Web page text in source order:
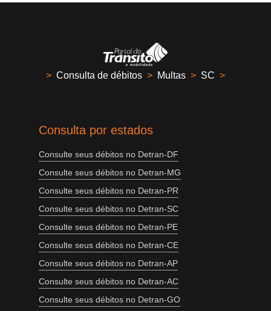
> Consulta de débitos > Multas > SC >
Consulta por estados
Consulte seus débitos no Detran-DF
Consulte seus débitos no Detran-MG
Consulte seus débitos no Detran-PR
Consulte seus débitos no Detran-SC
Consulte seus débitos no Detran-PE
Consulte seus débitos no Detran-CE
Consulte seus débitos no Detran-AP
Consulte seus débitos no Detran-AC
Consulte seus débitos no Detran-GO